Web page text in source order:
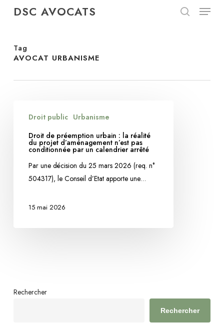
content
DSC AVOCATS Menu
Tag
AVOCAT URBANISME
préemption
urbain
un
Droit public Urbanisme
Droit de préemption urbain : la réalité
du projet d’aménagement n’est pas
conditionnée par un calendrier arrêté
Par une décision du 25 mars 2026 (req. n°
504317), le Conseil d’Etat apporte une…
15 mai 2026
Rechercher
Rechercher